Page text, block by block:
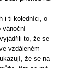
i ti koledníci, o
vánoční
to, že se
vzdáleném
že se na